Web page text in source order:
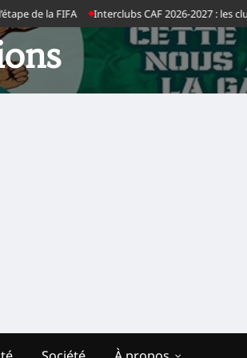
Interclubs CAF 2026-2027 : les clubs